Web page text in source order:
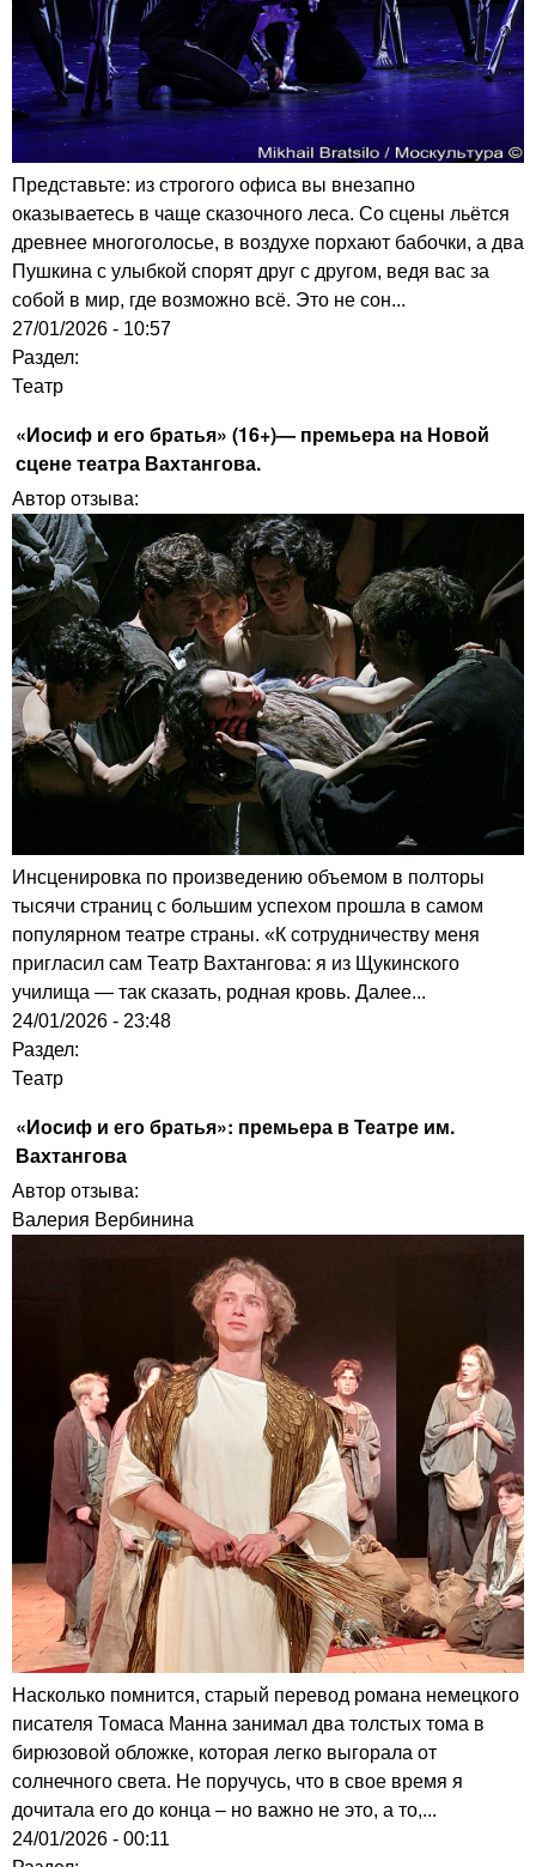
Представьте: из строгого офиса вы внезапно
оказываетесь в чаще сказочного леса. Со сцены льётся
древнее многоголосье, в воздухе порхают бабочки, а два
Пушкина с улыбкой спорят друг с другом, ведя вас за
собой в мир, где возможно всё. Это не сон...
27/01/2026 - 10:57
Раздел:
Театр
«Иосиф и его братья» (16+)— премьера на Новой
сцене театра Вахтангова.
Автор отзыва:
Инсценировка по произведению объемом в полторы
тысячи страниц с большим успехом прошла в самом
популярном театре страны. «К сотрудничеству меня
пригласил сам Театр Вахтангова: я из Щукинского
училища — так сказать, родная кровь. Далее...
24/01/2026 - 23:48
Раздел:
Театр
«Иосиф и его братья»: премьера в Театре им.
Вахтангова
Автор отзыва:
Валерия Вербинина
Насколько помнится, старый перевод романа немецкого
писателя Томаса Манна занимал два толстых тома в
бирюзовой обложке, которая легко выгорала от
солнечного света. Не поручусь, что в свое время я
дочитала его до конца – но важно не это, а то,...
24/01/2026 - 00:11